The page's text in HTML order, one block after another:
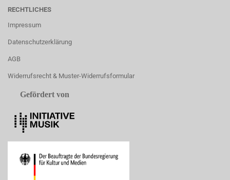
RECHTLICHES
Impressum
Datenschutzerklärung
AGB
Widerrufsrecht & Muster-Widerrufsformular
Gefördert von